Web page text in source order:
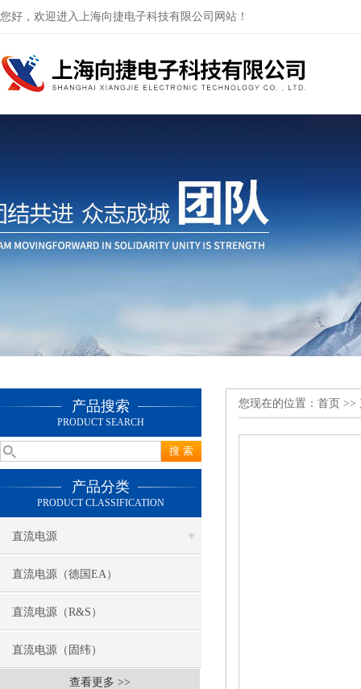
您好，欢迎进入上海向捷电子科技有限公司网站！
产品搜索
PRODUCT SEARCH
产品分类
PRODUCT CLASSIFICATION
直流电源
直流电源（德国EA）
直流电源（R&S）
直流电源（固纬）
查看更多 >>
您现在的位置： 首页 >>